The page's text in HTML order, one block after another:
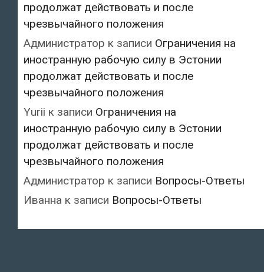
продолжат действовать и после
чрезвычайного положения
Администратор к записи Ограничения на
иностранную рабочую силу в Эстонии
продолжат действовать и после
чрезвычайного положения
Yurii к записи Ограничения на
иностранную рабочую силу в Эстонии
продолжат действовать и после
чрезвычайного положения
Администратор к записи Вопросы-Ответы
Иванна к записи Вопросы-Ответы